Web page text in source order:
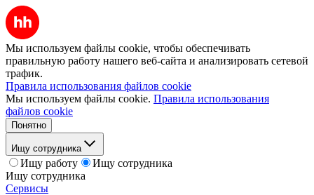
Мы используем файлы cookie, чтобы обеспечивать
правильную работу нашего веб-сайта и анализировать сетевой
трафик.
Правила использования файлов cookie
Мы используем файлы cookie. Правила использования
файлов cookie
Понятно
Ищу сотрудника
Ищу работу
Ищу сотрудника
Ищу сотрудника
Сервисы